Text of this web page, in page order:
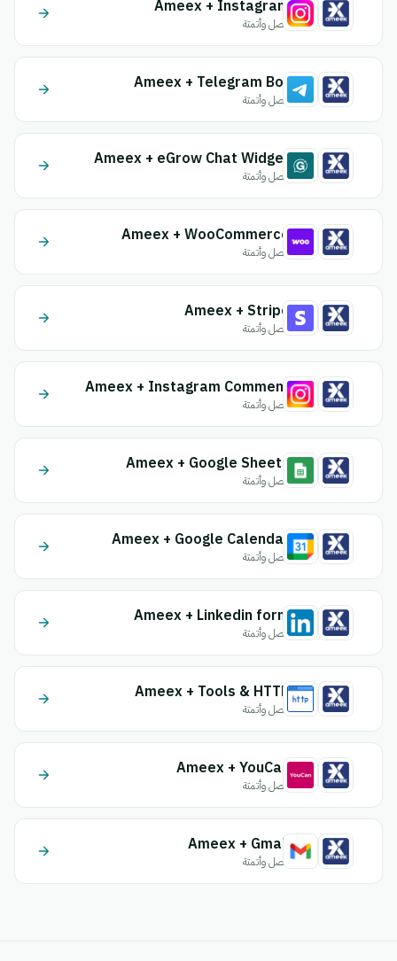
Ameex + Instagram
اتصل وأتمتة
Ameex + Telegram Bot
اتصل وأتمتة
Ameex + eGrow Chat Widget
اتصل وأتمتة
Ameex + WooCommerce
اتصل وأتمتة
Ameex + Stripe
اتصل وأتمتة
Ameex + Instagram Comment
اتصل وأتمتة
Ameex + Google Sheets
اتصل وأتمتة
Ameex + Google Calendar
اتصل وأتمتة
Ameex + Linkedin form
اتصل وأتمتة
Ameex + Tools & HTTP
اتصل وأتمتة
Ameex + YouCan
اتصل وأتمتة
Ameex + Gmail
اتصل وأتمتة